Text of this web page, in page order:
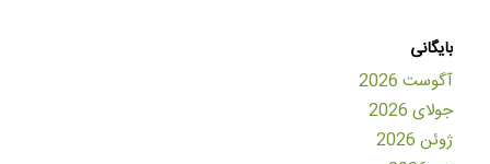
بایگانی
آگوست 2026
جولای 2026
ژوئن 2026